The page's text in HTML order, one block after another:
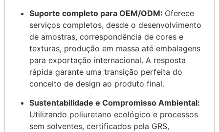
Suporte completo para OEM/ODM: Oferece
serviços completos, desde o desenvolvimento
de amostras, correspondência de cores e
texturas, produção em massa até embalagens
para exportação internacional. A resposta
rápida garante uma transição perfeita do
conceito de design ao produto final.
Sustentabilidade e Compromisso Ambiental:
Utilizando poliuretano ecológico e processos
sem solventes, certificados pela GRS,